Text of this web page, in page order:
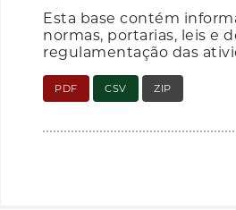
Esta base contém
normas, portarias, leis e
regulamentação das
PDF CSV ZIP